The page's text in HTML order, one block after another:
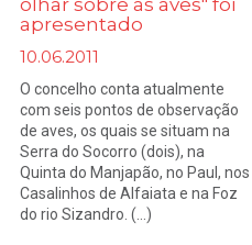
apresentado
10.06.2011
O concelho conta atualmente
com seis pontos de observação
de aves, os quais se situam na
Serra do Socorro (dois), na
Quinta do Manjapão, no Paul, nos
Casalinhos de Alfaiata e na Foz
do rio Sizandro. (...)